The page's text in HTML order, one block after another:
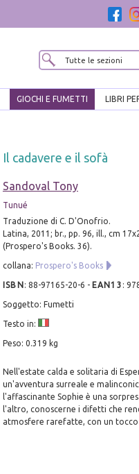
GIOCHI E FUMETTI LIBRI
Il cadavere e il sofà
Sandoval Tony
Tunué
Traduzione di C. D'Onofrio.
Latina, 2011; br., pp. 96, ill., cm
(Prospero's Books. 36).
collana: Prospero's Books
ISBN : 88-97165-20-6 - EAN13 :
Soggetto: Fumetti
Testo in:
Peso: 0.319 kg
Nell'estate calda e solitaria di
un'avventura surreale e
l'affascinante Sophie è una
l'altro, conoscerne i difetti che
atmosfere rarefatte, con un tocco